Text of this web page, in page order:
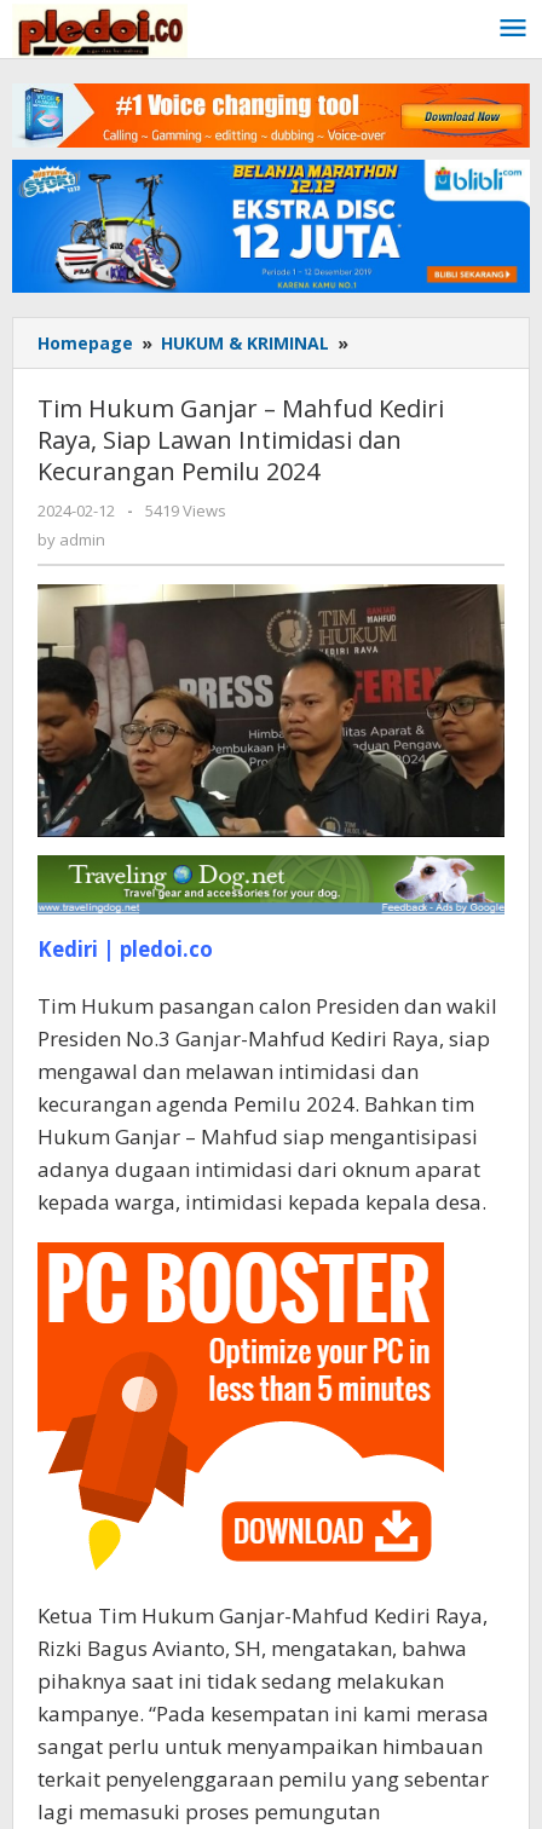
content
Homepage » HUKUM & KRIMINAL »
Hukum
Ganjar
-
Mahfud
Intimidasi
dan
Kecurangan
Pemilu
2024
Tim Hukum Ganjar – Mahfud Kediri
Raya, Siap Lawan Intimidasi dan
Kecurangan Pemilu 2024
2024-02-12
by
-
5419 Views
by admin
Kediri | pledoi.co
Tim Hukum pasangan calon Presiden dan wakil
Presiden No.3 Ganjar-Mahfud Kediri Raya, siap
mengawal dan melawan intimidasi dan
kecurangan agenda Pemilu 2024. Bahkan tim
Hukum Ganjar – Mahfud siap mengantisipasi
adanya dugaan intimidasi dari oknum aparat
kepada warga, intimidasi kepada kepala desa.
Ketua Tim Hukum Ganjar-Mahfud Kediri Raya,
Rizki Bagus Avianto, SH, mengatakan, bahwa
pihaknya saat ini tidak sedang melakukan
kampanye. “Pada kesempatan ini kami merasa
sangat perlu untuk menyampaikan himbauan
terkait penyelenggaraan pemilu yang sebentar
lagi memasuki proses pemungutan